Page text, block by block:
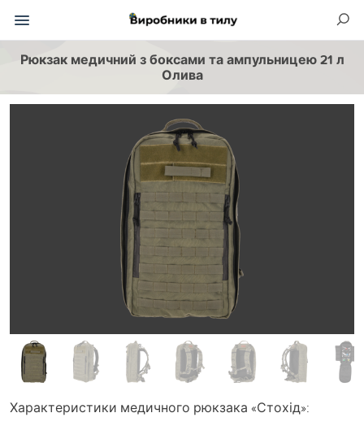
Рюкзак медичний з боксами та ампульницею 21 л
Олива
Характеристики медичного рюкзака «Стохід»: